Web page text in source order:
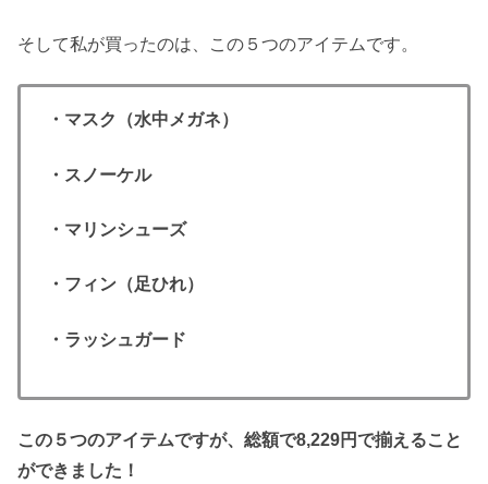
そして私が買ったのは、この５つのアイテムです。
・マスク（水中メガネ）
・スノーケル
・マリンシューズ
・フィン（足ひれ）
・ラッシュガード
この５つのアイテムですが、総額で8,229円で揃えること
ができました！